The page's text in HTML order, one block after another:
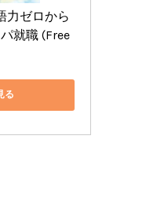
力ゼロから
就職 (Free
る